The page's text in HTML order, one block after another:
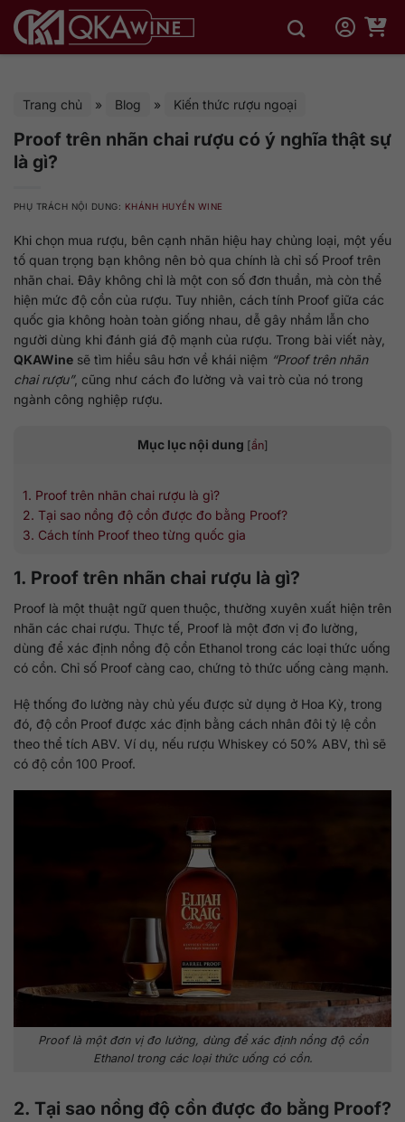
qua
Trang chủ » Blog » Kiến thức rượu ngoại
Proof trên nhãn chai rượu có ý nghĩa thật sự
là gì?
PHỤ TRÁCH NỘI DUNG: KHÁNH HUYỀN WINE
Khi chọn mua rượu, bên cạnh nhãn hiệu hay chủng loại, một yếu
tố quan trọng bạn không nên bỏ qua chính là chỉ số Proof trên
nhãn chai. Đây không chỉ là một con số đơn thuần, mà còn thể
hiện mức độ cồn của rượu. Tuy nhiên, cách tính Proof giữa các
quốc gia không hoàn toàn giống nhau, dễ gây nhầm lẫn cho
người dùng khi đánh giá độ mạnh của rượu. Trong bài viết này,
QKAWine sẽ tìm hiểu sâu hơn về khái niệm “Proof trên nhãn
chai rượu”, cũng như cách đo lường và vai trò của nó trong
ngành công nghiệp rượu.
Mục lục nội dung [ẩn]
1. Proof trên nhãn chai rượu là gì?
2. Tại sao nồng độ cồn được đo bằng Proof?
3. Cách tính Proof theo từng quốc gia
1. Proof trên nhãn chai rượu là gì?
Proof là một thuật ngữ quen thuộc, thường xuyên xuất hiện trên
nhãn các chai rượu. Thực tế, Proof là một đơn vị đo lường,
dùng để xác định nồng độ cồn Ethanol trong các loại thức uống
có cồn. Chỉ số Proof càng cao, chứng tỏ thức uống càng mạnh.
Hệ thống đo lường này chủ yếu được sử dụng ở Hoa Kỳ, trong
đó, độ cồn Proof được xác định bằng cách nhân đôi tỷ lệ cồn
theo thể tích ABV. Ví dụ, nếu rượu Whiskey có 50% ABV, thì sẽ
có độ cồn 100 Proof.
Proof là một đơn vị đo lường, dùng để xác định nồng độ cồn
Ethanol trong các loại thức uống có cồn.
2. Tại sao nồng độ cồn được đo bằng Proof?